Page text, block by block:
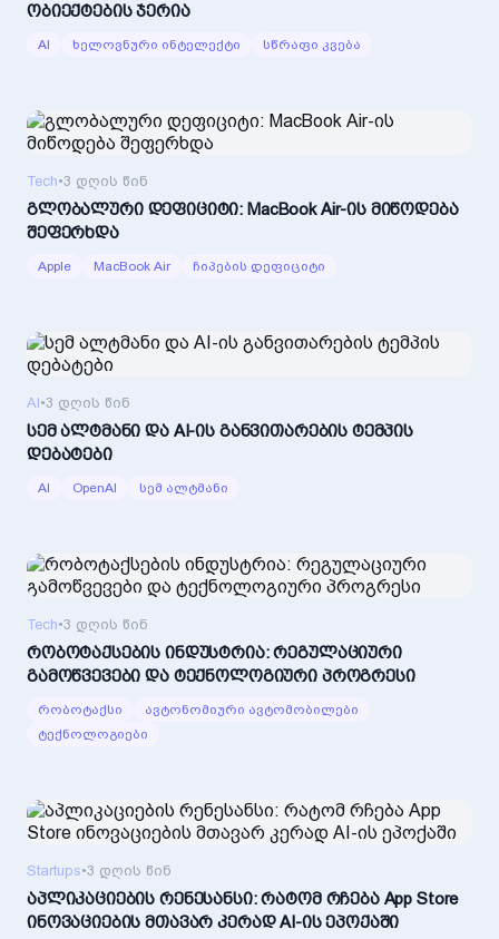
ობიექტების ჯერია
AI ხელოვნური ინტელექტი სწრაფი კვება
Tech•3 დღის წინ
გლობალური დეფიციტი: MacBook Air-ის მიწოდება
შეფერხდა
Apple MacBook Air ჩიპების დეფიციტი
AI•3 დღის წინ
სემ ალტმანი და AI-ის განვითარების ტემპის
დებატები
AI OpenAI სემ ალტმანი
Tech•3 დღის წინ
რობოტაქსების ინდუსტრია: რეგულაციური
გამოწვევები და ტექნოლოგიური პროგრესი
რობოტაქსი
ავტონომიური ავტომობილები
ტექნოლოგიები
Startups•3 დღის წინ
აპლიკაციების რენესანსი: რატომ რჩება App Store
ინოვაციების მთავარ კერად AI-ის ეპოქაში